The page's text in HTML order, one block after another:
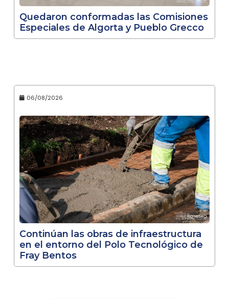
Quedaron conformadas las Comisiones
Especiales de Algorta y Pueblo Grecco
06/08/2026
Continúan las obras de infraestructura
en el entorno del Polo Tecnológico de
Fray Bentos